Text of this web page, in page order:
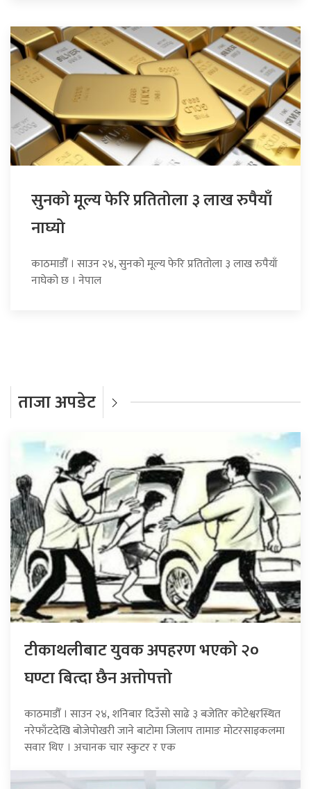
सुनको मूल्य फेरि प्रतितोला ३ लाख रुपैयाँ
नाघ्यो
काठमाडौँ । साउन २४, सुनको मूल्य फेरि प्रतितोला ३ लाख रुपैयाँ
नाघेको छ । नेपाल
ताजा अपडेट
टीकाथलीबाट युवक अपहरण भएको २०
घण्टा बित्दा छैन अत्तोपत्तो
काठमाडौँ । साउन २४, शनिबार दिउँसो साढे ३ बजेतिर कोटेश्वरस्थित
नरेफाँटदेखि बोजेपोखरी जाने बाटोमा जिलाप तामाङ मोटरसाइकलमा
सवार थिए । अचानक चार स्कुटर र एक